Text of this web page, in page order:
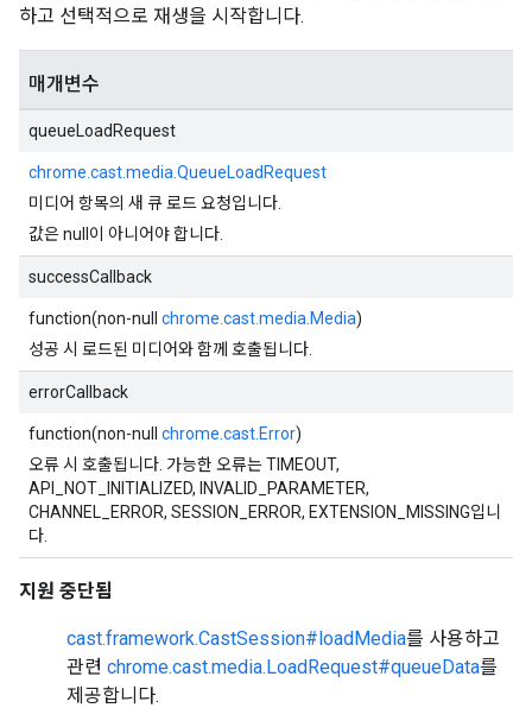
하고 선택적으로 재생을 시작합니다.
매개변수
queueLoadRequest
chrome.cast.media.QueueLoadRequest
미디어 항목의 새 큐 로드 요청입니다.
값은 null이 아니어야 합니다.
successCallback
function(non-null chrome.cast.media.Media)
성공 시 로드된 미디어와 함께 호출됩니다.
errorCallback
function(non-null chrome.cast.Error)
오류 시 호출됩니다. 가능한 오류는 TIMEOUT,
API_NOT_INITIALIZED, INVALID_PARAMETER,
CHANNEL_ERROR, SESSION_ERROR, EXTENSION_MISSING입니
다.
지원 중단됨
cast.framework.CastSession#loadMedia를 사용하고
관련 chrome.cast.media.LoadRequest#queueData를
제공합니다.